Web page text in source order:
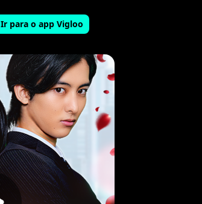
Ir para o app Vigloo